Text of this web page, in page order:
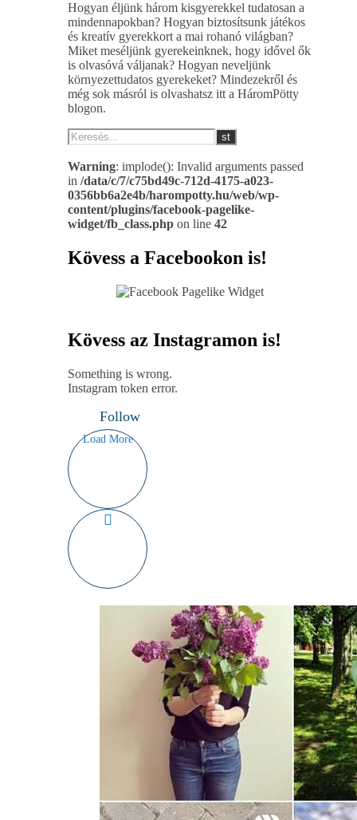
Hogyan éljünk három kisgyerekkel tudatosan a
mindennapokban? Hogyan biztosítsunk játékos
és kreatív gyerekkort a mai rohanó világban?
Miket meséljünk gyerekeinknek, hogy idővel ők
is olvasóvá váljanak? Hogyan neveljünk
környezettudatos gyerekeket? Mindezekről és
még sok másról is olvashatsz itt a HáromPötty
blogon.
Warning: implode(): Invalid arguments passed
in /data/c/7/c75bd49c-712d-4175-a023-
0356bb6a2e4b/harompotty.hu/web/wp-
content/plugins/facebook-pagelike-
widget/fb_class.php on line 42
Kövess a Facebookon is!
Kövess az Instagramon is!
Something is wrong.
Instagram token error.
Follow
Load More